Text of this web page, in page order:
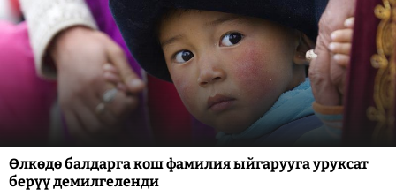
Өлкөдө балдарга кош фамилия ыйгарууга уруксат
берүү демилгеленди